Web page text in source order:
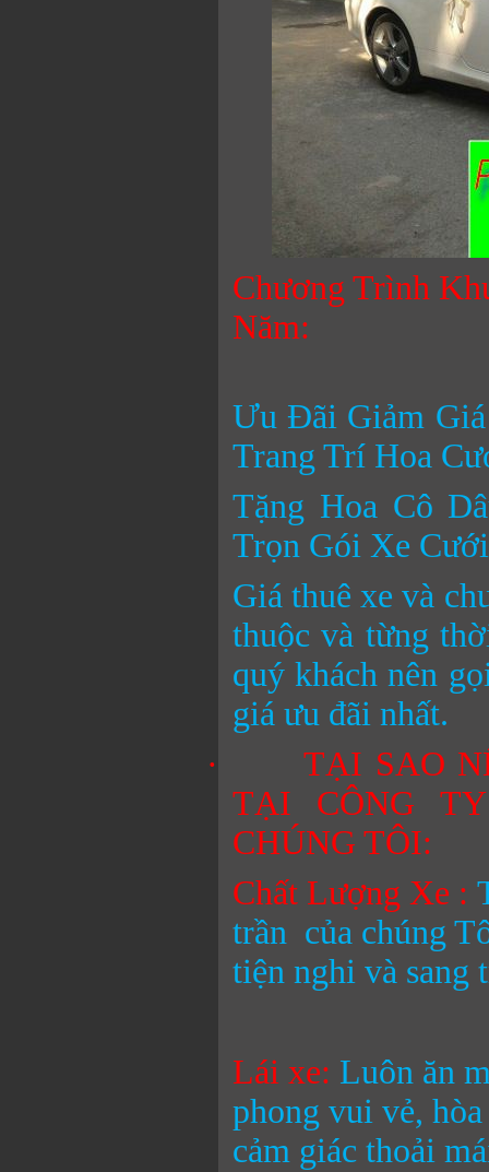
Chương Trình
Năm:
Ưu Đãi Giảm
Trang Trí Hoa
Tặng Hoa Cô
Trọn Gói Xe
Giá thuê xe và
thuộc và từng
quý khách nên
giá ưu đãi nhất.
·
TẠI SAO
TẠI CÔNG
CHÚNG TÔI:
Chất Lượng Xe :
trần của chúng
tiện nghi và sang
Lái xe: Luôn ăn
phong vui vẻ,
cảm giác thoải